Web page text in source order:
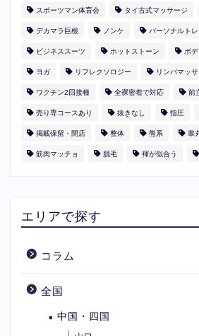
スポーツマン体育会 タイ古式マッサージ
デカマラ巨根 ノンケ パーソナルト
ビジネススーツ ホットストーン ボ
ヨガ リフレクソロジー リンパマッ
ワクチン2回接種 全裸密着で対応 前
売り専コースあり 抜きなし 指圧
掲載保留・閉店 整体 熊系 睾
筋肉マッチョ 脱毛 褌が似合う
エリアで探す
コラム
全国
中国・四国